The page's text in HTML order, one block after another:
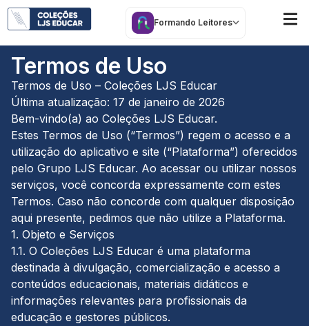
Formando Leitores
Termos de Uso
Termos de Uso – Coleções LJS Educar
Última atualização: 17 de janeiro de 2026
Bem-vindo(a) ao Coleções LJS Educar.
Estes Termos de Uso (“Termos”) regem o acesso e a
utilização do aplicativo e site (“Plataforma”) oferecidos
pelo Grupo LJS Educar. Ao acessar ou utilizar nossos
serviços, você concorda expressamente com estes
Termos. Caso não concorde com qualquer disposição
aqui presente, pedimos que não utilize a Plataforma.
1. Objeto e Serviços
1.1. O Coleções LJS Educar é uma plataforma
destinada à divulgação, comercialização e acesso a
conteúdos educacionais, materiais didáticos e
informações relevantes para profissionais da
educação e gestores públicos.